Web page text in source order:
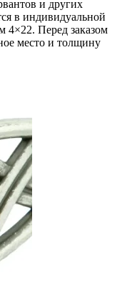
и других
в индивидуальной
4×22. Перед заказом
место и толщину